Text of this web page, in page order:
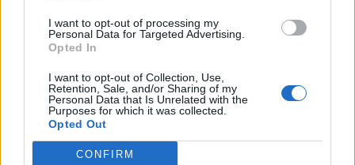
I want to opt-out of processing my
Personal Data for Targeted Advertising.
Opted In
I want to opt-out of Collection, Use,
Retention, Sale, and/or Sharing of my
Personal Data that Is Unrelated with the
Purposes for which it was collected.
Opted Out
CONFIRM
Satser på Sting, øker
salget